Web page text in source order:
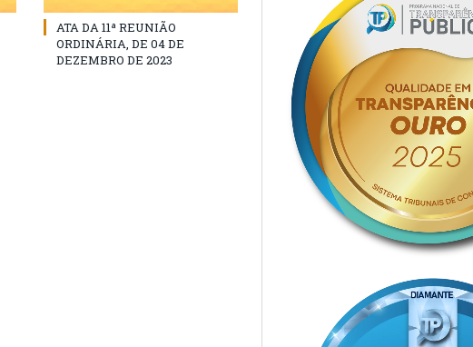
ATA DA 11ª REUNIÃO
ORDINÁRIA, DE 04 DE
DEZEMBRO DE 2023